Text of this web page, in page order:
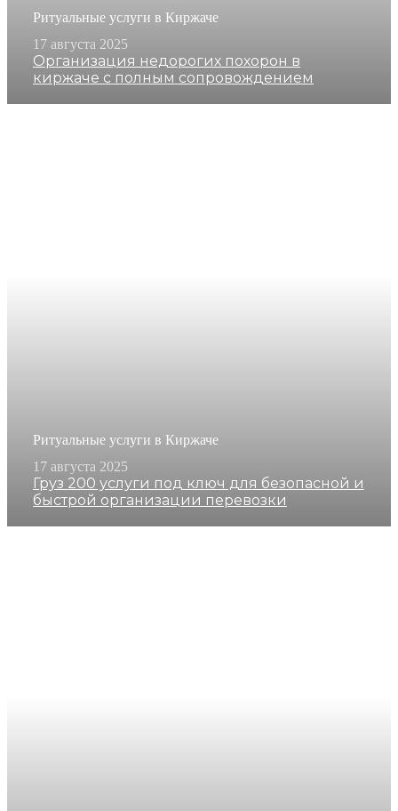
Ритуальные услуги в Киржаче
17 августа 2025
Организация недорогих похорон в
киржаче с полным сопровождением
Ритуальные услуги в Киржаче
17 августа 2025
Груз 200 услуги под ключ для безопасной и
быстрой организации перевозки